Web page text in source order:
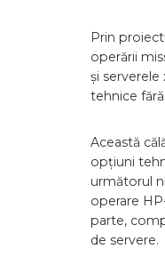
Prin
operării
și
tehnice
Această
opțiuni
următorul
operare
parte,
de servere.